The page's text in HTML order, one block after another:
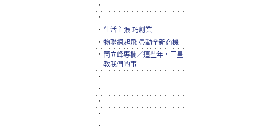
‧
‧
‧ 生活主張 巧創業
‧ 物聯網起飛 帶動全新商機
‧ 簡立峰專欄／這些年，三星
教我們的事
‧
‧
‧
‧
‧